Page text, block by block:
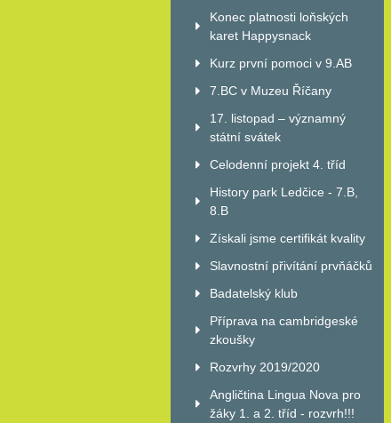
Konec platnosti loňských
karet Happysnack
Kurz první pomoci v 9.AB
7.BC v Muzeu Říčany
17. listopad – významný
státní svátek
Celodenní projekt 4. tříd
History park Ledčice - 7.B,
8.B
Získali jsme certifikát kvality
Slavnostní přivítání prvňáčků
Badatelský klub
Příprava na cambridgeské
zkoušky
Rozvrhy 2019/2020
Angličtina Lingua Nova pro
žáky 1. a 2. tříd - rozvrh!!!